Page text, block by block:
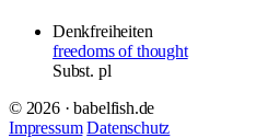
Denkfreiheiten
freedoms of thought
Subst. pl
© 2026 · babelfish.de
Impressum Datenschutz